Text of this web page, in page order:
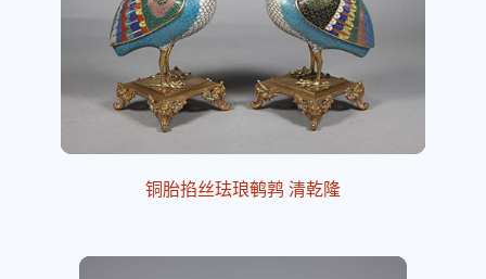
铜胎掐丝珐琅鹌鹑 清乾隆